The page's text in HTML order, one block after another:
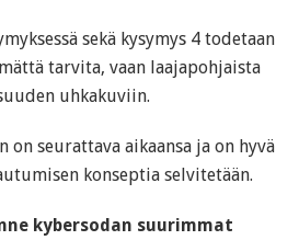
sekä kysymys 4 todetaan
tarvita, vaan laajapohjaista
uhkakuviin.
seurattava aikaansa ja on hyvä
konseptia selvitetään.
kybersodan suurimmat